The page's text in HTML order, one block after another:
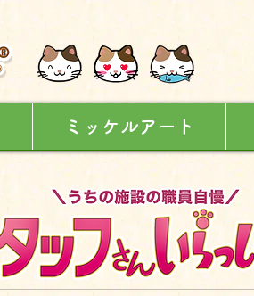
ミッケルアート